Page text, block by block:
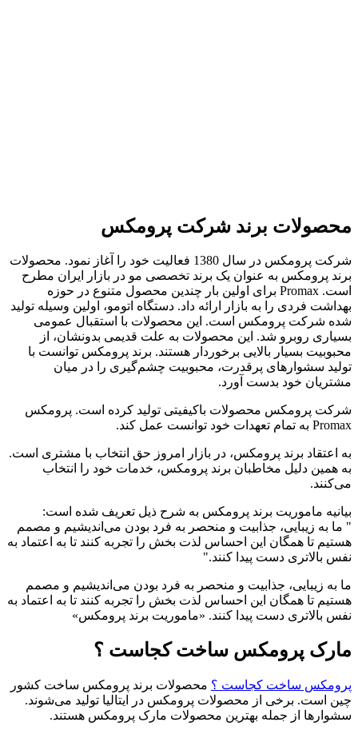
محصولات برند شرکت پرومکس
شرکت پرومکس در سال 1380 فعالیت خود را آغاز نمود. محصولات
برند پرومکس به عنوان یک برند تخصصی مو در بازار ایران مطرح
است. Promax برای اولین بار چندین محصول متنوع در حوزه
بهداشت فردی را به بازار ارائه داد. دستگاه اتومو، اولین وسیله تولید
شده شرکت پرومکس است. این محصولات با استقبال عمومی
بسیاری روبرو شد. این محصولات به علت قدیمی بدونشان، از
محبوبیت بسیار بالایی برخوردار هستند. برند پرومکس توانست با
تولید سشوارهای پرقدرت، محبوبیت چشم‌گیری را در میان
مشتریان خود بدست آورد.
شرکت پرومکس محصولات باکیفیتی تولید کرده است. پرومکس
Promax به تمام تعهدات خود توانست عمل کند.
به اعتقاد برند پرومکس، در بازار امروز حق انتخاب با مشتری است.
به همین دلیل مخاطبان برند پرومکس، خدمات خود را انتخاب
می‌کنند.
بیانیه ماموریت برند پرومکس به شرح ذیل تعریف شده است:
" ما به زیبایی، جذابیت و منحصر به فرد بودن می‌اندیشیم و مصمم
هستیم تا همگان این احساس لذت بخش را تجربه کنند تا به اعتماد به
نفس بالاتری دست پیدا کنند."
ما به زیبایی، جذابیت و منحصر به فرد بودن می‌اندیشیم و مصمم
هستیم تا همگان این احساس لذت بخش را تجربه کنند تا به اعتماد به
نفس بالاتری دست پیدا کنند. «ماموریت برند پرومکس»
مارک پرومکس ساخت کجاست ؟
پرومکس ساخت کجاست ؟ محصولات برند پرومکس ساخت کشور
چین است. برخی از محصولات پرومکس در ایتالیا تولید می‌شوند.
سشوارها از جمله بهترین محصولات مارک پرومکس هستند.